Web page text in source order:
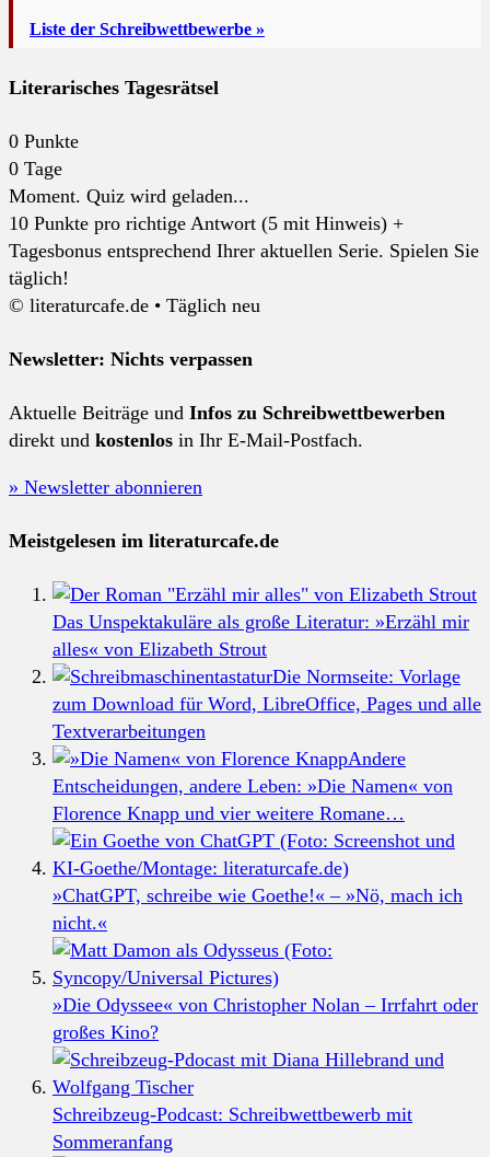
Liste der Schreibwettbewerbe »
Literarisches Tagesrätsel
0 Punkte
0 Tage
Moment. Quiz wird geladen...
10 Punkte pro richtige Antwort (5 mit Hinweis) +
Tagesbonus entsprechend Ihrer aktuellen Serie. Spielen Sie
täglich!
© literaturcafe.de • Täglich neu
Newsletter: Nichts verpassen
Aktuelle Beiträge und Infos zu Schreibwettbewerben
direkt und kostenlos in Ihr E-Mail-Postfach.
» Newsletter abonnieren
Meistgelesen im literaturcafe.de
Das Unspektakuläre als große Literatur: »Erzähl mir
alles« von Elizabeth Strout
Die Normseite: Vorlage
zum Download für Word, LibreOffice, Pages und alle
Textverarbeitungen
Andere
Entscheidungen, andere Leben: »Die Namen« von
Florence Knapp und vier weitere Romane…
»ChatGPT, schreibe wie Goethe!« – »Nö, mach ich
nicht.«
»Die Odyssee« von Christopher Nolan – Irrfahrt oder
großes Kino?
Schreibzeug-Podcast: Schreibwettbewerb mit
Sommeranfang